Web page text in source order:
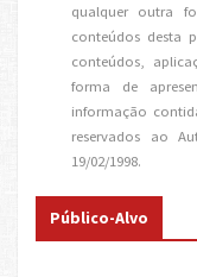
qualquer outra
conteúdos desta
conteúdos,
forma de
informação
reservados ao
19/02/1998.
Público-Alvo